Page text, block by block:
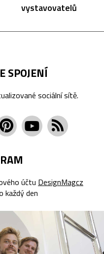
vystavovatelů
SPOJENÍ
sociální sítě.
účtu DesignMagcz
každý den